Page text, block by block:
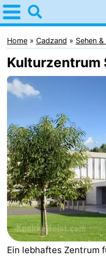
Home
Cadzand
Tipps
Für
Übernachten
Appartements
Campingplätze
Ferienhäuser
-
Bad
-
Home Cadzand Sehen
Kulturzentrum
Ein lebhaftes Zentrum